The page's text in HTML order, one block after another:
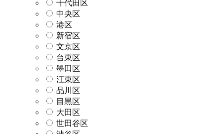
千代田区
中央区
港区
新宿区
文京区
台東区
墨田区
江東区
品川区
目黒区
大田区
世田谷区